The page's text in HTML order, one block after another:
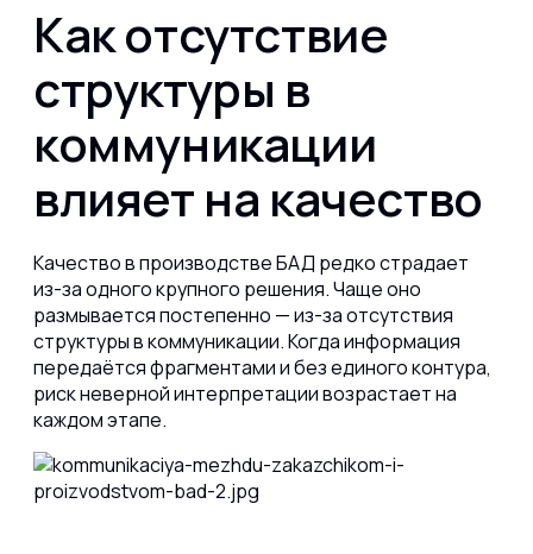
Как отсутствие
структуры в
коммуникации
влияет на качество
Качество в производстве БАД редко страдает
из-за одного крупного решения. Чаще оно
размывается постепенно — из-за отсутствия
структуры в коммуникации. Когда информация
передаётся фрагментами и без единого контура,
риск неверной интерпретации возрастает на
каждом этапе.